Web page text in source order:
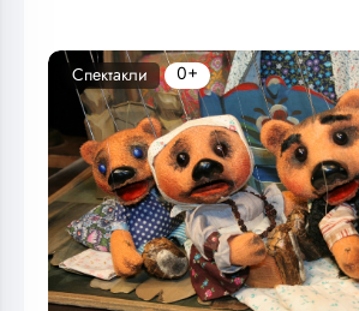
Спектакли 0+